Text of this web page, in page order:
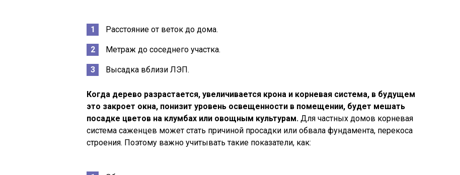
Расстояние от веток до дома.
Метраж до соседнего участка.
Высадка вблизи ЛЭП.
Когда дерево разрастается, увеличивается крона и корневая система, в будущем
это закроет окна, понизит уровень освещенности в помещении, будет мешать
посадке цветов на клумбах или овощным культурам. Для частных домов корневая
система саженцев может стать причиной просадки или обвала фундамента, перекоса
строения. Поэтому важно учитывать такие показатели, как: